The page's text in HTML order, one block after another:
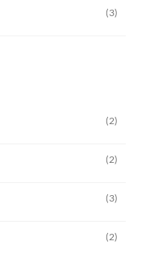
(3)
(2)
(2)
(3)
(2)